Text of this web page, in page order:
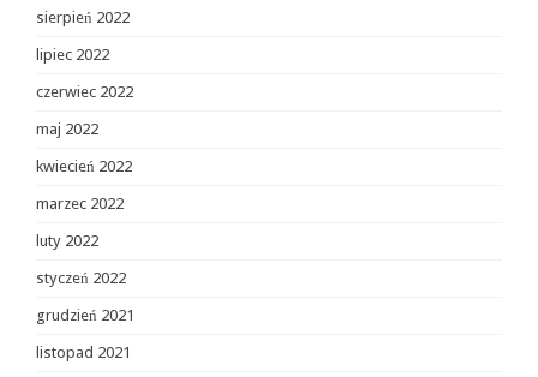
sierpień 2022
lipiec 2022
czerwiec 2022
maj 2022
kwiecień 2022
marzec 2022
luty 2022
styczeń 2022
grudzień 2021
listopad 2021